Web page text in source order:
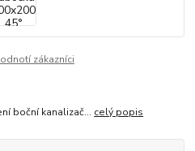
zákazníci
boční kanalizač... celý popis